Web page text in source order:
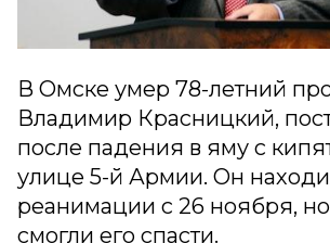
В Омске умер 78-летний
Владимир Красницкий,
после падения в яму с
улице 5-й Армии. Он
реанимации с 26 ноября,
смогли его спасти.